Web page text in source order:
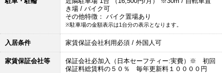
き場 / バイク可
その他特徴： バイク置場あり
※駐車場の金額表示は1台分の表示となります。
入居条件 家賃保証会社利用必須 / 外国人可
家賃保証会社等
保証会社必加入（日本セーフティー:実費）※ 初回
保証料総賃料の５０％ 毎年更新料１００００円